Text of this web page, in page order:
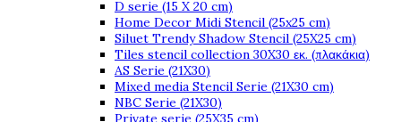
D serie (15 X 20 cm)
Home Decor Midi Stencil (25x25 cm)
Siluet Trendy Shadow Stencil (25X25 cm)
Tiles stencil collection 30X30 εκ. (πλακάκια)
AS Serie (21X30)
Mixed media Stencil Serie (21X30 cm)
NBC Serie (21X30)
Private serie (25X35 cm)